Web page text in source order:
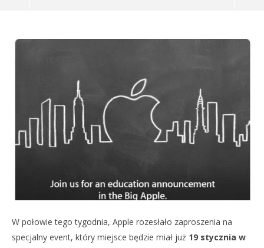
APPLE ZAPLANOWAŁO EVENT EDUKACYJNY W NOWYM
JORKU NA NAJBLIŻSZY CZWARTEK
stycznia
2012
damian
W połowie tego tygodnia, Apple rozesłało zaproszenia na
specjalny event, który miejsce będzie miał już 19 stycznia w